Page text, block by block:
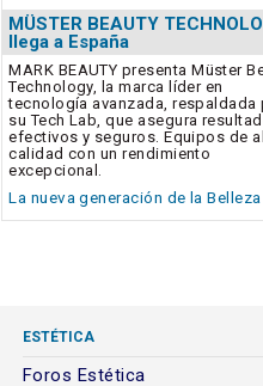
MÜSTER BEAUTY
llega a España
MARK BEAUTY presenta Müster
Technology, la marca líder en
tecnología avanzada, respaldada
su Tech Lab, que asegura
efectivos y seguros. Equipos de
calidad con un rendimiento
excepcional.
La nueva generación de la Belleza
ESTÉTICA
Foros Estética